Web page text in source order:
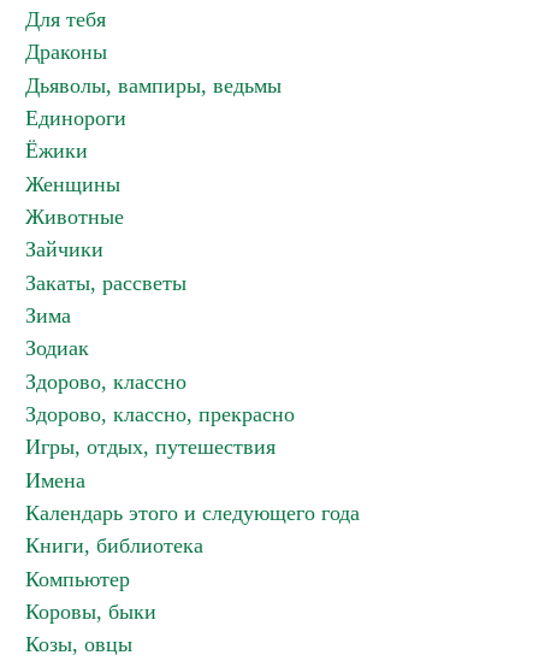
Для тебя
Драконы
Дьяволы, вампиры, ведьмы
Единороги
Ёжики
Женщины
Животные
Зайчики
Закаты, рассветы
Зима
Зодиак
Здорово, классно
Здорово, классно, прекрасно
Игры, отдых, путешествия
Имена
Календарь этого и следующего года
Книги, библиотека
Компьютер
Коровы, быки
Козы, овцы